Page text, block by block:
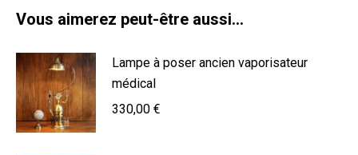
Vous aimerez peut-être aussi…
Lampe à poser ancien vaporisateur
médical
330,00 €